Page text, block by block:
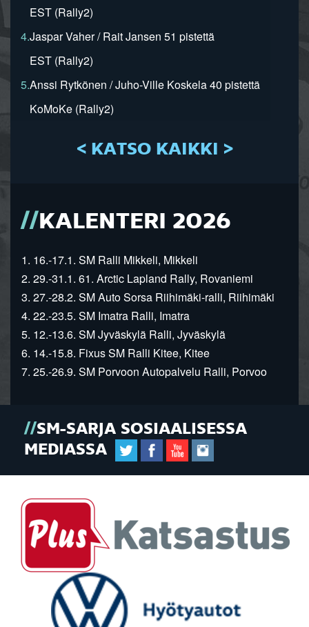
EST (Rally2)
4.Jaspar Vaher / Rait Jansen 51 pistettä
EST (Rally2)
5.Anssi Rytkönen / Juho-Ville Koskela 40 pistettä
KoMoKe (Rally2)
< KATSO KAIKKI >
KALENTERI 2026
1. 16.-17.1. SM Ralli Mikkeli, Mikkeli
2. 29.-31.1. 61. Arctic Lapland Rally, Rovaniemi
3. 27.-28.2. SM Auto Sorsa Riihimäki-ralli, Riihimäki
4. 22.-23.5. SM Imatra Ralli, Imatra
5. 12.-13.6. SM Jyväskylä Ralli, Jyväskylä
6. 14.-15.8. Fixus SM Ralli Kitee, Kitee
7. 25.-26.9. SM Porvoon Autopalvelu Ralli, Porvoo
SM-SARJA SOSIAALISESSA
MEDIASSA